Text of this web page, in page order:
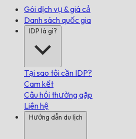
Gói dịch vụ & giá cả
Danh sách quốc gia
IDP là gì?
Tại sao tôi cần IDP?
Cam kết
Câu hỏi thường gặp
Liên hệ
Hướng dẫn du lịch